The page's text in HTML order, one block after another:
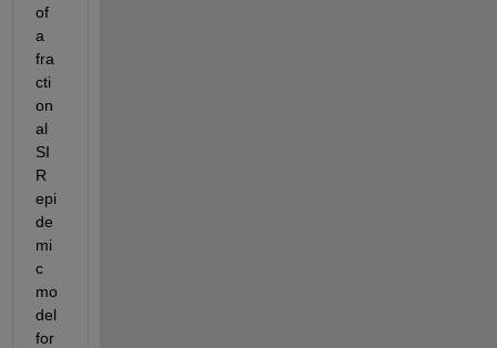
of
a
fra
cti
on
al
SI
R
epi
de
mi
c
mo
del
for